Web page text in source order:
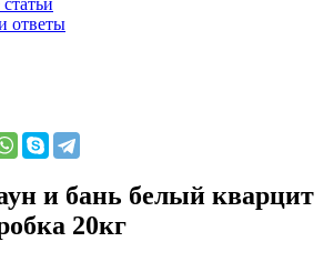
ответы
и бань белый кварцит
20кг